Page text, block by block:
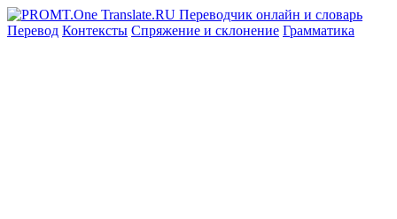
Перевод Контексты Спряжение и склонение Грамматика